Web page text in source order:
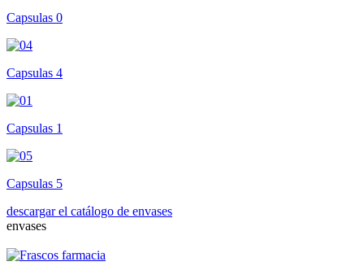
Capsulas 0
Capsulas 4
Capsulas 1
Capsulas 5
descargar el catálogo de envases
envases